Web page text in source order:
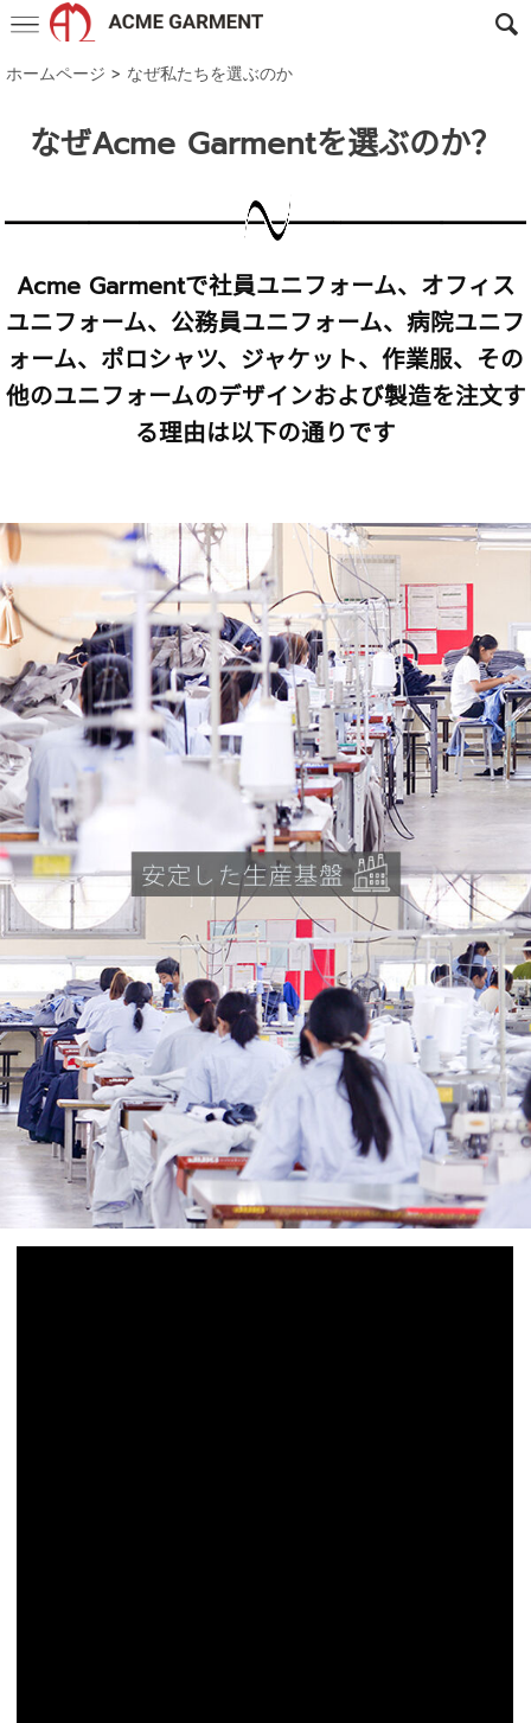
ホームページ > なぜ私たちを選ぶのか
なぜAcme Garmentを選ぶのか？
Acme Garmentで社員ユニフォーム、オフィス
ユニフォーム、公務員ユニフォーム、病院ユニフ
ォーム、ポロシャツ、ジャケット、作業服、その
他のユニフォームのデザインおよび製造を注文す
る理由は以下の通りです